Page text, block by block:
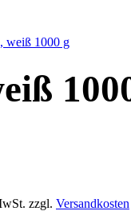
weiß 1000 g
zzgl. Versandkosten